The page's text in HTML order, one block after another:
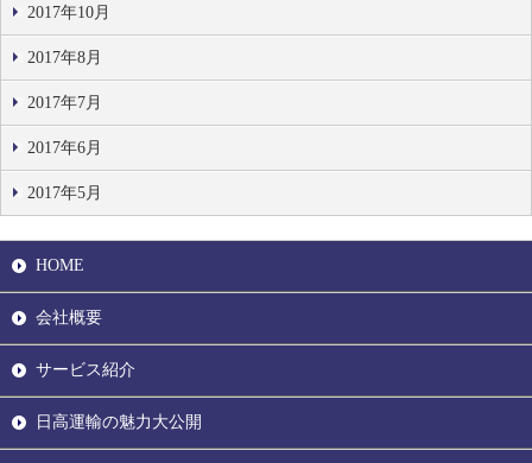
2017年10月
2017年8月
2017年7月
2017年6月
2017年5月
HOME
会社概要
サービス紹介
日高運輸の魅力大公開